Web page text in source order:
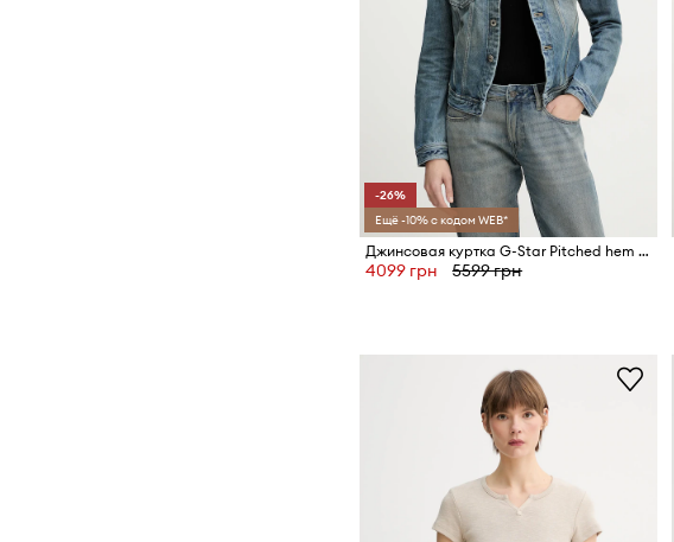
-26%
Ещё -10% с кодом WEB*
Джинсовая куртка G-Star Pitched hem slim
4099 грн 5599 грн